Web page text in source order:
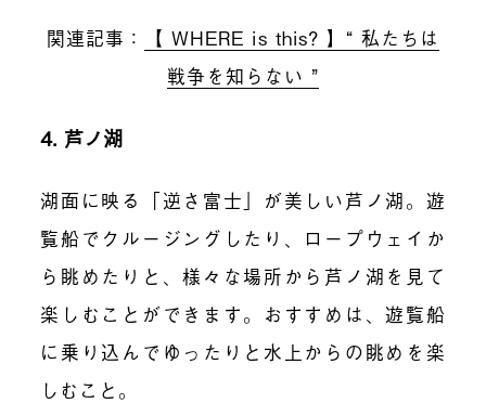
関連記事：
【 WHERE is this? 】“ 私たちは
戦争を知らない ”
4. 芦ノ湖
湖面に映る「逆さ富士」が美しい芦ノ湖。遊
覧船でクルージングしたり、ロープウェイか
ら眺めたりと、様々な場所から芦ノ湖を見て
楽しむことができます。おすすめは、遊覧船
に乗り込んでゆったりと水上からの眺めを楽
しむこと。